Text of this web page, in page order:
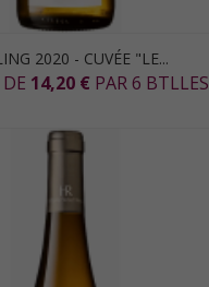
2020 - CUVÉE "LE...
14,20 € PAR 6 BTLLES